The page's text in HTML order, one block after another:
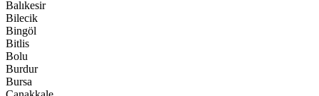
Balıkesir
Bilecik
Bingöl
Bitlis
Bolu
Burdur
Bursa